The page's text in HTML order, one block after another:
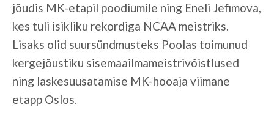
jõudis MK-etapil poodiumile ning Eneli Jefimova,
kes tuli isikliku rekordiga NCAA meistriks.
Lisaks olid suursündmusteks Poolas toimunud
kergejõustiku sisemaailmameistrivõistlused
ning laskesuusatamise MK-hooaja viimane
etapp Oslos.